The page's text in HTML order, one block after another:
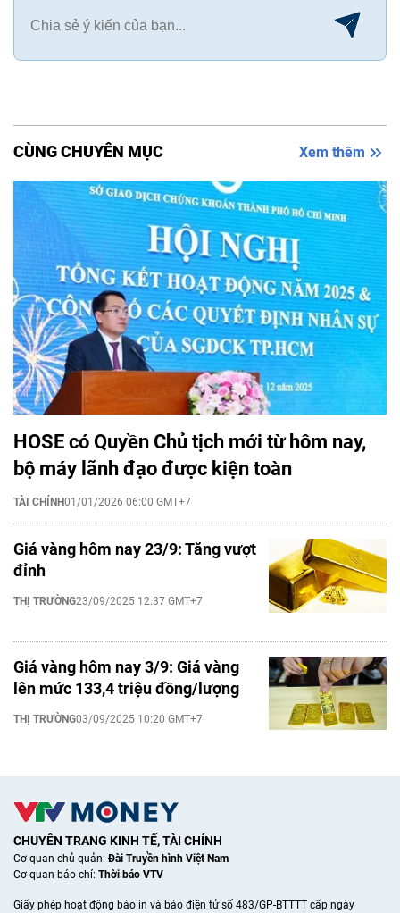
CÙNG CHUYÊN MỤC Xem thêm
HOSE có Quyền Chủ tịch mới từ hôm nay,
bộ máy lãnh đạo được kiện toàn
TÀI CHÍNH01/01/2026 06:00 GMT+7
Giá vàng hôm nay 23/9: Tăng vượt
đỉnh
THỊ TRƯỜNG23/09/2025 12:37 GMT+7
Giá vàng hôm nay 3/9: Giá vàng
lên mức 133,4 triệu đồng/lượng
THỊ TRƯỜNG03/09/2025 10:20 GMT+7
CHUYÊN TRANG KINH TẾ, TÀI CHÍNH
Cơ quan chủ quản:Đài Truyền hình Việt Nam
Cơ quan báo chí: Thời báo VTV
Giấy phép hoạt động báo in và báo điện tử số 483/GP-BTTTT cấp ngày